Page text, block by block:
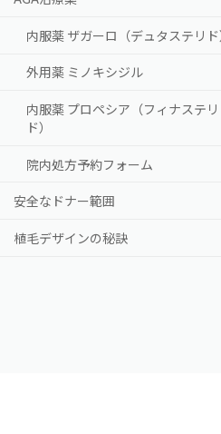
内服薬 ザガーロ（デュタステリド
外用薬 ミノキシジル
内服薬 プロペシア（フィナステリ
ド）
院内処方予約フォーム
安全なドナー範囲
植毛デザインの秘訣